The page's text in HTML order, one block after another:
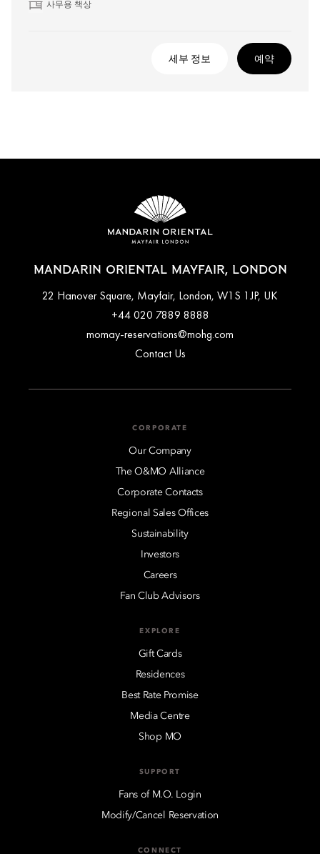
사무용 책상
세부 정보 예약
MANDARIN ORIENTAL MAYFAIR, LONDON
22 Hanover Square, Mayfair, London, W1S 1JP, UK
+44 020 7889 8888
momay-reservations@mohg.com
Contact Us
CORPORATE
Our Company
The O&MO Alliance
Corporate Contacts
Regional Sales Offices
Sustainability
Investors
Careers
Fan Club Advisors
EXPLORE
Gift Cards
Residences
Best Rate Promise
Media Centre
Shop MO
SUPPORT
Fans of M.O. Login
Modify/Cancel Reservation
CONNECT